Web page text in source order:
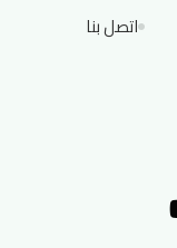
اتصل بنا